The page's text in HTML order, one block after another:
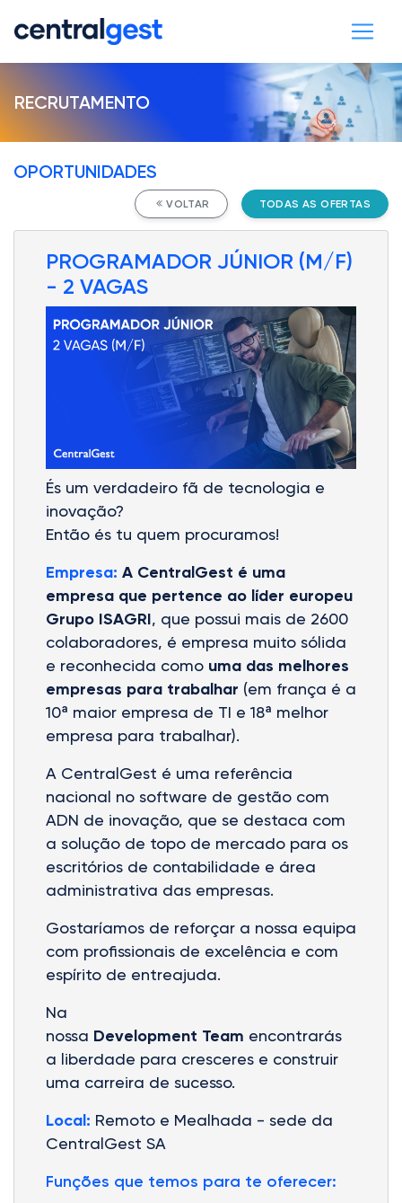
RECRUTAMENTO
OPORTUNIDADES
VOLTAR TODAS AS OFERTAS
PROGRAMADOR JÚNIOR (M/F)
- 2 VAGAS
És um verdadeiro fã de tecnologia e
inovação?
Então és tu quem procuramos!
Empresa: A CentralGest é uma
empresa que pertence ao líder europeu
Grupo ISAGRI, que possui mais de 2600
colaboradores, é empresa muito sólida
e reconhecida como uma das melhores
empresas para trabalhar (em frança é a
10ª maior empresa de TI e 18ª melhor
empresa para trabalhar).
A CentralGest é uma referência
nacional no software de gestão com
ADN de inovação, que se destaca com
a solução de topo de mercado para os
escritórios de contabilidade e área
administrativa das empresas.
Gostaríamos de reforçar a nossa equipa
com profissionais de excelência e com
espírito de entreajuda.
Na
nossa Development Team encontrarás
a liberdade para cresceres e construir
uma carreira de sucesso.
Local: Remoto e Mealhada - sede da
CentralGest SA
Funções que temos para te oferecer: